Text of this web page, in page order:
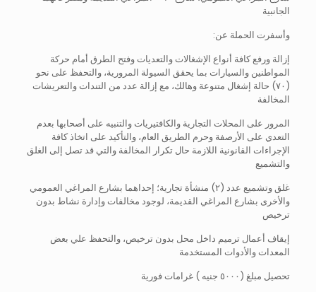
الجانبية
وأسفرت الحملة عن:
إزالة ورفع كافة أنواع الإشغالات والتعديات وفتح الطرق أمام حركة
المواطنين والسيارات بما يحقق السيولة المرورية، والتحفظ على نحو
(٧٠) حالة إشغال متنوعة وهالك، مع إزالة عدد من التندات والتعريشات
المخالفة
المرور على المحلات التجارية والكافتيريات والتنبيه على أصحابها بعدم
التعدي على الأرصفة وحرم الطريق العام، والتأكيد على اتخاذ كافة
الإجراءات القانونية اللازمة حال تكرار المخالفة والتي قد تصل إلى الغلق
والتشميع
غلق وتشميع عدد (٢) منشأة تجارية؛ إحداهما بشارع المراغي العمومي
والأخرى بشارع المراغي القديمة، لوجود مخالفات وإدارة نشاط بدون
ترخيص
إيقاف أعمال ترميم داخل محل بدون ترخيص، والتحفظ علي بعض
المعدات والأدوات المستخدمة
تحصيل مبلغ (٥٠٠٠ جنيه ) غرامات فورية